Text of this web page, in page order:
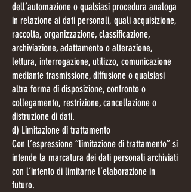
dell’automazione o qualsiasi procedura analoga
in relazione ai dati personali, quali acquisizione,
raccolta, organizzazione, classificazione,
archiviazione, adattamento o alterazione,
lettura, interrogazione, utilizzo, comunicazione
mediante trasmissione, diffusione o qualsiasi
altra forma di disposizione, confronto o
collegamento, restrizione, cancellazione o
distruzione di dati.
d) Limitazione di trattamento
Con l’espressione “limitazione di trattamento” si
intende la marcatura dei dati personali archiviati
con l’intento di limitarne l’elaborazione in
futuro.